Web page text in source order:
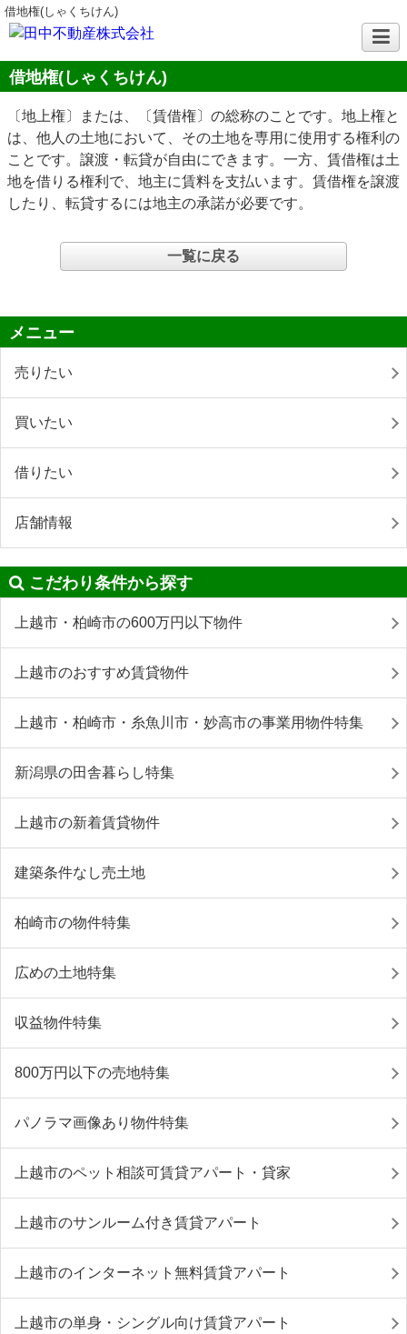
借地権(しゃくちけん)
借地権(しゃくちけん)
〔地上権〕または、〔賃借権〕の総称のことです。地上権と
は、他人の土地において、その土地を専用に使用する権利の
ことです。譲渡・転貸が自由にできます。一方、賃借権は土
地を借りる権利で、地主に賃料を支払います。賃借権を譲渡
したり、転貸するには地主の承諾が必要です。
一覧に戻る
メニュー
売りたい
買いたい
借りたい
店舗情報
こだわり条件から探す
上越市・柏崎市の600万円以下物件
上越市のおすすめ賃貸物件
上越市・柏崎市・糸魚川市・妙高市の事業用物件特集
新潟県の田舎暮らし特集
上越市の新着賃貸物件
建築条件なし売土地
柏崎市の物件特集
広めの土地特集
収益物件特集
800万円以下の売地特集
パノラマ画像あり物件特集
上越市のペット相談可賃貸アパート・貸家
上越市のサンルーム付き賃貸アパート
上越市のインターネット無料賃貸アパート
上越市の単身・シングル向け賃貸アパート